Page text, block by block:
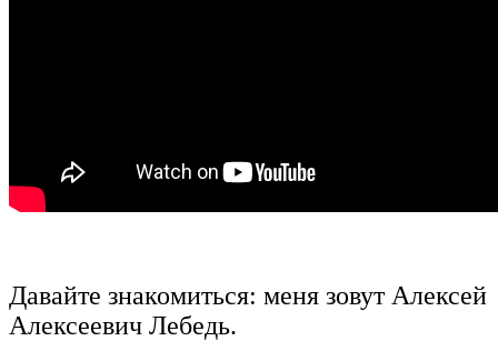
Давайте знакомиться: меня зовут Алексей
Алексеевич Лебедь.